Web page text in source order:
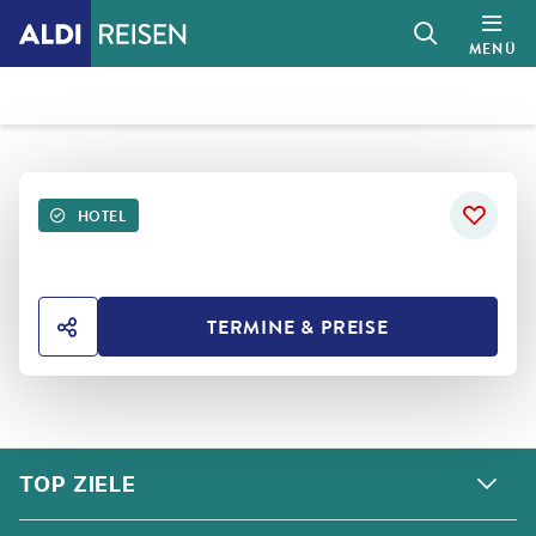
MENÜ
HOTEL
HOTEL TEILENTERMINE & PREISE
TOP ZIELE